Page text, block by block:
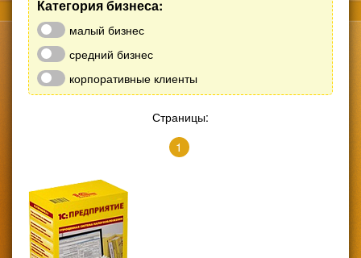
Категория бизнеса:
малый бизнес
средний бизнес
корпоративные клиенты
Страницы:
1